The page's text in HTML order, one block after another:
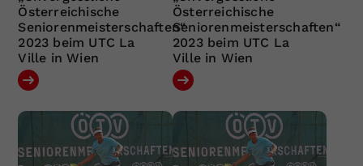
Österreichische
Seniorenmeisterschaften“
2023 beim UTC La
Ville in Wien
Österreichische
Seniorenmeisterschaften“
2023 beim UTC La
Ville in Wien